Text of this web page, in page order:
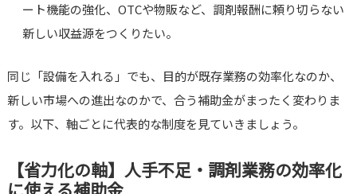
ート機能の強化、OTCや物販など、調剤報酬に頼り切らない
新しい収益源をつくりたい。
同じ「設備を入れる」でも、目的が既存業務の効率化なのか、
新しい市場への進出なのかで、合う補助金がまったく変わりま
す。以下、軸ごとに代表的な制度を見ていきましょう。
【省力化の軸】人手不足・調剤業務の効率化